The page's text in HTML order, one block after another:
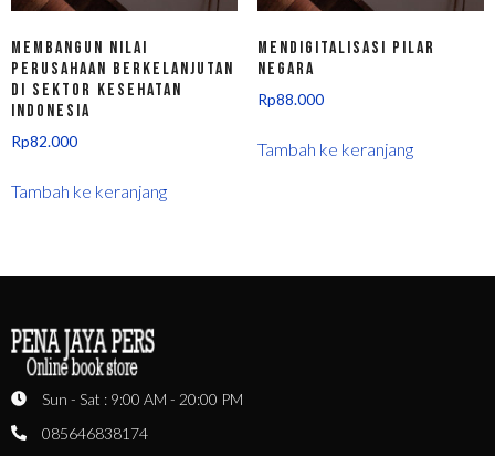
Membangun Nilai
Perusahaan Berkelanjutan
di Sektor Kesehatan
Indonesia
Rp82.000
Tambah ke keranjang
Mendigitalisasi Pilar
Negara
Rp88.000
Tambah ke keranjang
Sun - Sat : 9:00 AM - 20:00 PM
085646838174